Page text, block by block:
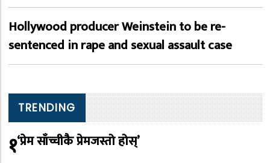
Hollywood producer Weinstein to be re-
sentenced in rape and sexual assault case
TRENDING
१‘प्रेम साँच्चीकै प्रेमजस्तो होस्’